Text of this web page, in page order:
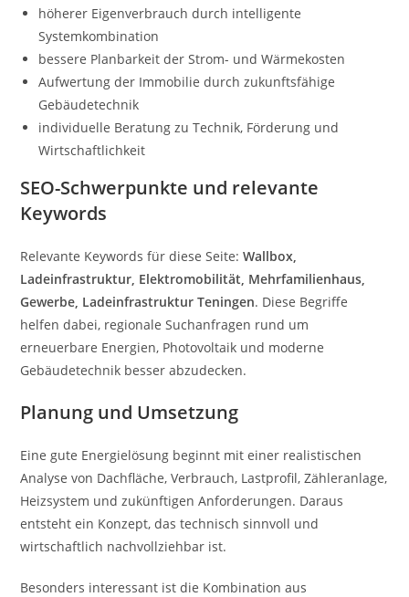
höherer Eigenverbrauch durch intelligente
Systemkombination
bessere Planbarkeit der Strom- und Wärmekosten
Aufwertung der Immobilie durch zukunftsfähige
Gebäudetechnik
individuelle Beratung zu Technik, Förderung und
Wirtschaftlichkeit
SEO-Schwerpunkte und relevante
Keywords
Relevante Keywords für diese Seite:Wallbox,
Ladeinfrastruktur, Elektromobilität, Mehrfamilienhaus,
Gewerbe, Ladeinfrastruktur Teningen. Diese Begriffe
helfen dabei, regionale Suchanfragen rund um
erneuerbare Energien, Photovoltaik und moderne
Gebäudetechnik besser abzudecken.
Planung und Umsetzung
Eine gute Energielösung beginnt mit einer realistischen
Analyse von Dachfläche, Verbrauch, Lastprofil, Zähleranlage,
Heizsystem und zukünftigen Anforderungen. Daraus
entsteht ein Konzept, das technisch sinnvoll und
wirtschaftlich nachvollziehbar ist.
Besonders interessant ist die Kombination aus